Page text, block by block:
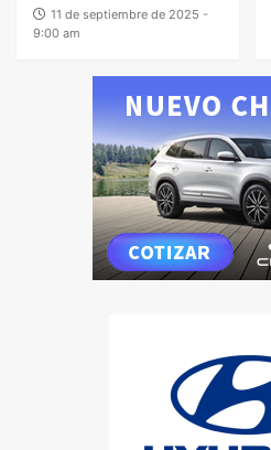
11 de septiembre de 2025 -
9:00 am